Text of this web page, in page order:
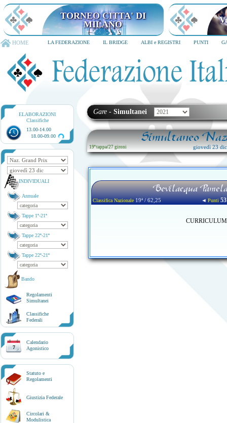
TORNEO CITTA' DI
MILANO
HOME LA FEDERAZIONE IL BRIDGE ALBI e REGISTRI PUNTI
ELABORAZIONI
Classifiche
13.00-14.00
18.00-09.00
INDIVIDUALI
Annuale
Tappe 1ª-21ª
Tappe 22ª-21ª
Tappe 22ª-21ª
Bando
Regolamenti
Simultanei
Classifiche
Federali
7
Calendario
Agonistico
Statuto e
Regolamenti
Giustizia Federale
Circolari &
Modulistica
Gare - Simultanei
Simultaneo
19ª tappa/27 gironi giovedì 23
Bevilacqua
Classifica Nazionale19ª / 62,25 ◄Punti 53
CURRICULUM